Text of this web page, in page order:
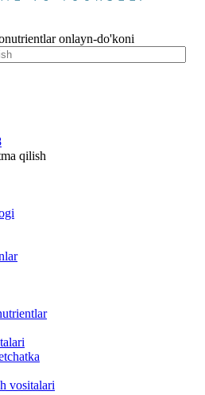
onlayn-do'koni
qilish
vositalari